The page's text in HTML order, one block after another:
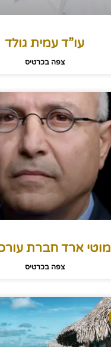
עו”ד עמית גולד
צפה בכרטיס
מוטי ארד חברת
צפה בכרטיס